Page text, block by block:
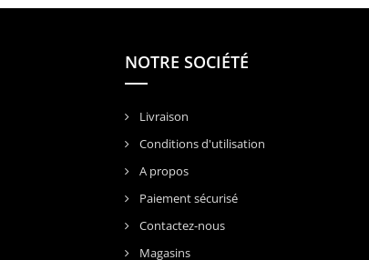
NOTRE SOCIÉTÉ
Livraison
Conditions d'utilisation
A propos
Paiement sécurisé
Contactez-nous
Magasins